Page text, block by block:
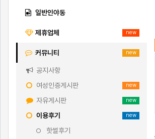
일반인야동
제휴업체 new
커뮤니티 new
공지사항
new
여성인증게시판
new
자유게시판
new
이용후기
핫썰후기